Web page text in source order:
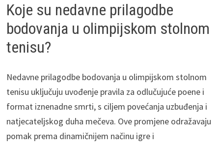
Koje su nedavne prilagodbe
bodovanja u olimpijskom stolnom
tenisu?
Nedavne prilagodbe bodovanja u olimpijskom stolnom
tenisu uključuju uvođenje pravila za odlučujuće poene i
format iznenadne smrti, s ciljem povećanja uzbuđenja i
natjecateljskog duha mečeva. Ove promjene odražavaju
pomak prema dinamičnijem načinu igre i